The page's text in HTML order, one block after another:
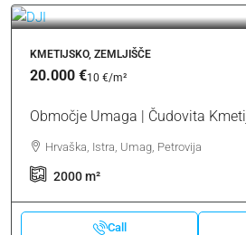
KMETIJSKO, ZEMLJIŠČE
20.000 €10 €/m²
Območje Umaga | Čudovita
Hrvaška, Istra, Umag, Petrovija
2000m²
Call